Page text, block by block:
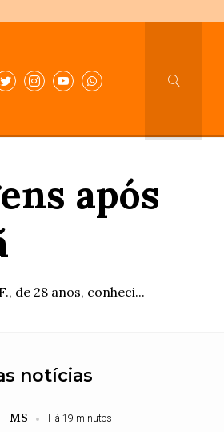
após
de 28 anos, conheci...
notícias
MS Há 19 minutos